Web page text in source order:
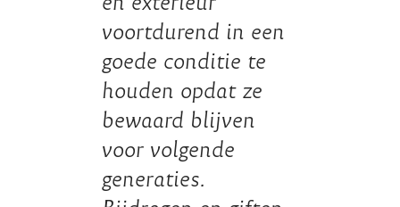
voortdurend in een
goede conditie te
houden opdat ze
bewaard blijven
voor volgende
generaties.